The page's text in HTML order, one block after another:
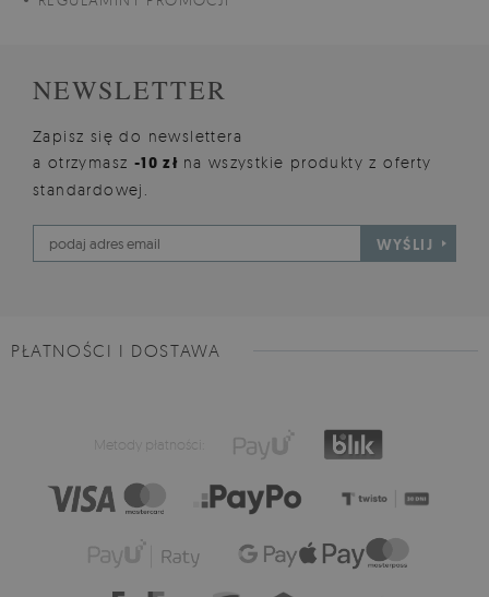
NEWSLETTER
Zapisz się do newslettera
a otrzymasz -10 zł na wszystkie produkty z oferty
standardowej.
WYŚLIJ
PŁATNOŚCI I DOSTAWA
Metody płatności: